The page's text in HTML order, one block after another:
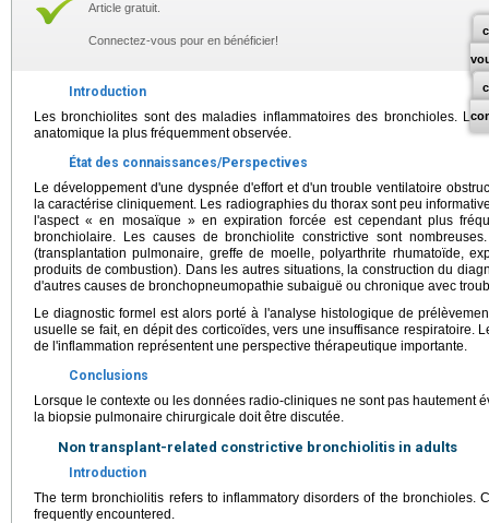
Article gratuit.
Connectez-vous pour en bénéficier!
Introduction
Les bronchiolites sont des maladies inflammatoires des bronchioles. La
anatomique la plus fréquemment observée.
État des connaissances/Perspectives
Le développement d'une dyspnée d'effort et d'un trouble ventilatoire
la caractérise cliniquement. Les radiographies du thorax sont peu
l'aspect « en mosaïque » en expiration forcée est cependant plus
bronchiolaire. Les causes de bronchiolite constrictive sont
(transplantation pulmonaire, greffe de moelle, polyarthrite rhumatoïde,
produits de combustion). Dans les autres situations, la construction du
d'autres causes de bronchopneumopathie subaiguë ou chronique avec
Le diagnostic formel est alors porté à l'analyse histologique de
usuelle se fait, en dépit des corticoïdes, vers une insuffisance respiratoire.
de l'inflammation représentent une perspective thérapeutique importante.
Conclusions
Lorsque le contexte ou les données radio-cliniques ne sont pas hautement
la biopsie pulmonaire chirurgicale doit être discutée.
Non transplant-related constrictive bronchiolitis in adults
Introduction
The term bronchiolitis refers to inflammatory disorders of the bronchioles.
frequently encountered.